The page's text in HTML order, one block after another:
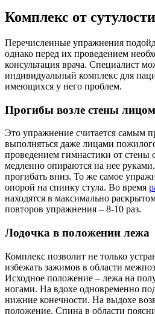
Комплекс от сутулости
Перечисленные упражнения
однако перед их проведением
консультация врача. Специалист
индивидуальный комплекс для
имеющихся у него проблем.
Прогибы возле стены
Это упражнение считается самым
выполняться даже лицами
проведением гимнастики от стены
медленно опираются на нее
прогибать вниз. То же самое
опорой на спинку стула. Во время
находятся в максимально
повторов упражнения – 8-10 раз.
Лодочка в положении лежа
Комплекс позволит не только
избежать зажимов в области
Исходное положение – лежа на
ногами. На вдохе одновременно
нижние конечности. На выдохе
положение. Спина в области